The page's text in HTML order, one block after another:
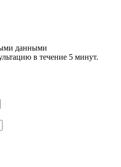
данными
в течение 5 минут.